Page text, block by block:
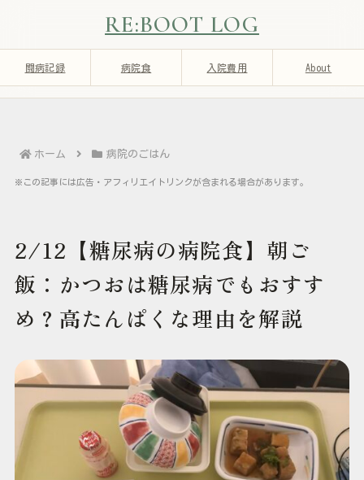
RE:BOOT LOG
闘病記録 病院食 入院費用 About
ホーム 病院のごはん
※この記事には広告・アフィリエイトリンクが含まれる場合があります。
2/12【糖尿病の病院食】朝ご
飯：かつおは糖尿病でもおすす
め？高たんぱくな理由を解説